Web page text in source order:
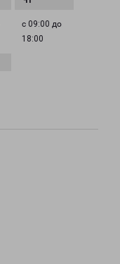
с 09:00 до
18:00